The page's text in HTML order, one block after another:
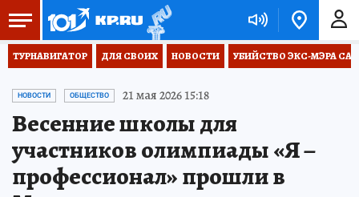
ТУРНАВИГАТОР ДЛЯ СВОИХ НОВОСТИ УБИЙСТВО ЭКС-МЭРА
НОВОСТИ ОБЩЕСТВО 21 мая 2026 15:18
Весенние школы для
участников олимпиады «Я –
профессионал» прошли в